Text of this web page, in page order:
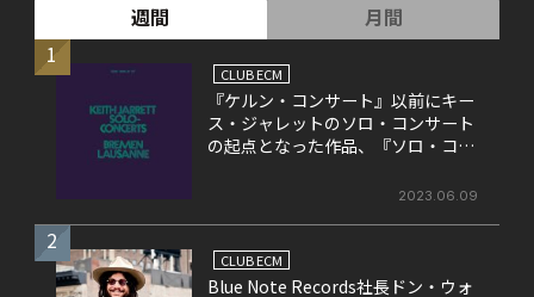
週間
月間
1
CLUB ECM
『ケルン・コンサート』以前にキー
ス・ジャレットのソロ・コンサート
の起点となった作品、『ソロ・コン
2023.06.09
2
CLUB ECM
Blue Note Records社長ドン・ウォ